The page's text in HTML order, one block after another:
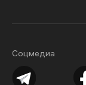
Соцмедиа